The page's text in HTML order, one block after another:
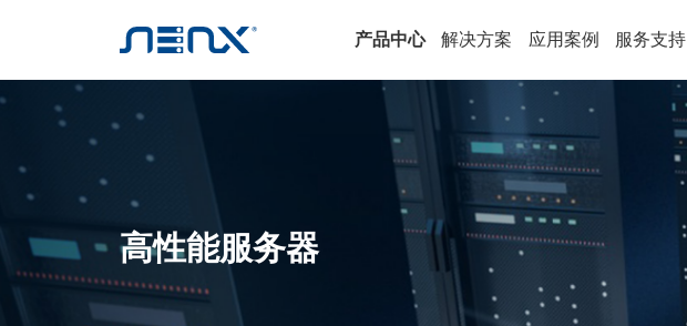
产品中心 解决方案 应用案例 服务支持
高性能服务器